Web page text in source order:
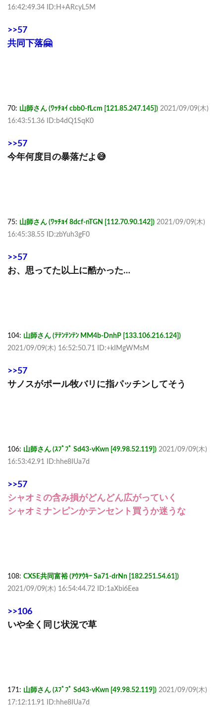
16:42:49.34 ID:H+ARcyL5M
>>57
共同下落🤗
70: 山師さん (ﾜｯﾁｮｲ cbb0-fLcm [121.85.247.145]) 2021/09/09(木)
16:43:51.36 ID:b4dQ1SqK0
>>57
今年何度目の暴落だよ😅
75: 山師さん (ﾜｯﾁｮｲ 8dcf-nTGN [112.70.90.142]) 2021/09/09(木)
16:45:38.55 ID:zbYuh3gF0
>>57
お、思ってた以上に酷かった…
104: 山師さん (ﾃﾃﾝﾃﾝﾃﾝ MM4b-DnhP [133.106.216.124])
2021/09/09(木) 16:52:50.71 ID:+kIMgWMsM
>>57
サノスがポール牧バリに指パッチンしてそう
106: 山師さん (ｽﾌﾟﾌﾟ Sd43-vKwn [49.98.52.119]) 2021/09/09(木)
16:53:42.91 ID:hhe8IUa7d
>>57
シャオミの含み損がどんどん広がっていく
シャオミナンピンかテンセント買うか迷うな
108: CXSE共同富裕 (ｱｳｱｳｷｰ Sa71-drNn [182.251.54.61])
2021/09/09(木) 16:54:44.72 ID:1aXbi6Eea
>>106
いや全く同じ状況で草
171: 山師さん (ｽﾌﾟﾌﾟ Sd43-vKwn [49.98.52.119]) 2021/09/09(木)
17:12:11.91 ID:hhe8IUa7d